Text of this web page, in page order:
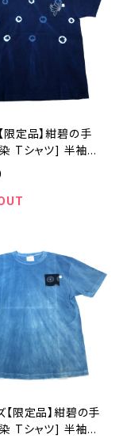
限定品】紺碧の手
Tシャツ] 半袖
め
【限定品】紺碧の手
Tシャツ] 半袖